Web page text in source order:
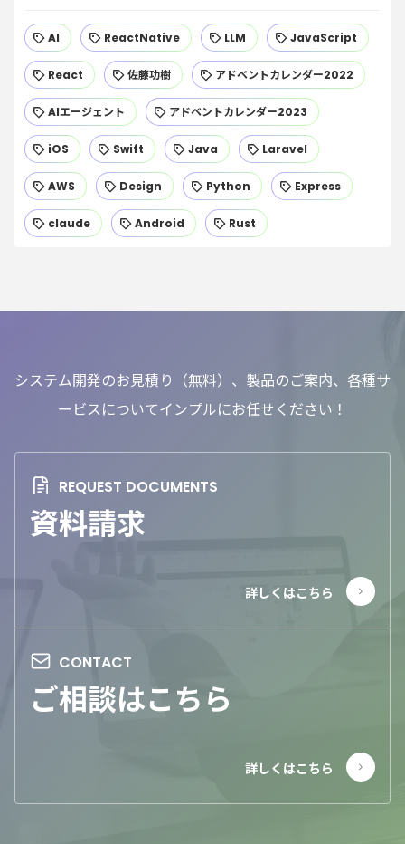
AI ReactNative LLM JavaScript
React 佐藤功樹 アドベントカレンダー2022
AIエージェント アドベントカレンダー2023
iOS Swift Java Laravel
AWS Design Python Express
claude Android Rust
システム開発のお見積り（無料）、製品のご案内、各種サ
ービスについてインプルにお任せください！
資料請求
ご相談はこちら